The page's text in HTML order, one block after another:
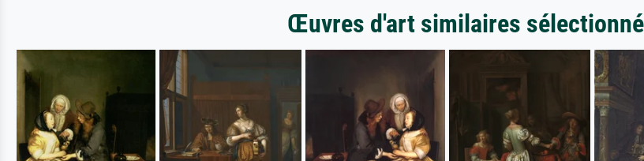
Œuvres d'art similaires